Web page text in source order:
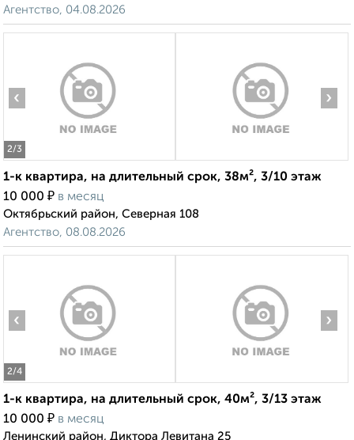
Агентство, 04.08.2026
2/3
‹ ›
1-к квартира, на длительный срок, 38м², 3/10 этаж
10 000 ₽ в месяц
Октябрьский район, Северная 108
Агентство, 08.08.2026
2/4
‹ ›
1-к квартира, на длительный срок, 40м², 3/13 этаж
10 000 ₽ в месяц
Ленинский район, Диктора Левитана 25